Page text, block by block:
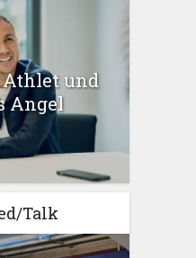
Athlet und
Angel
Talk